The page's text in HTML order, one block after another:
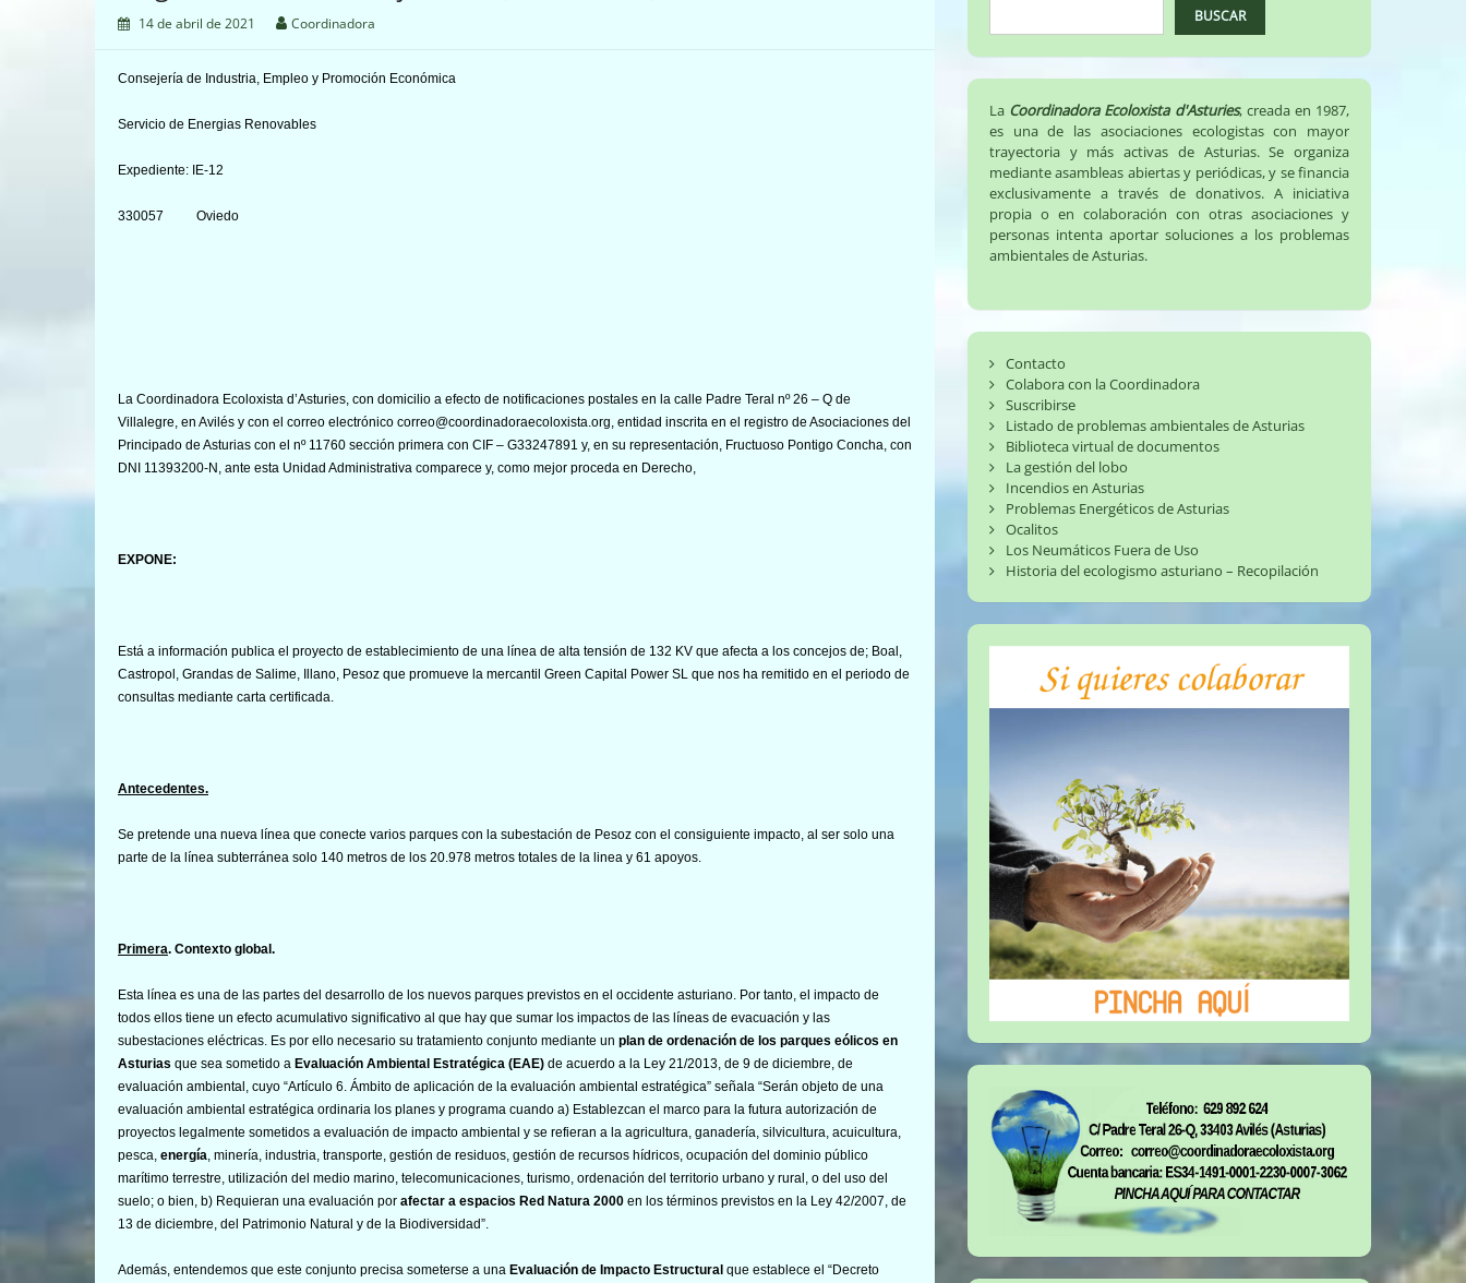
14 de abril de 2021 Coordinadora
Consejería de Industria, Empleo y Promoción Económica
Servicio de Energias Renovables
Expediente: IE-12
330057 Oviedo
La Coordinadora Ecoloxista d’Asturies, con domicilio a efecto de notificaciones postales en la calle Padre Teral nº 26 – Q de
Villalegre, en Avilés y con el correo electrónico correo@coordinadoraecoloxista.org, entidad inscrita en el registro de Asociaciones del
Principado de Asturias con el nº 11760 sección primera con CIF – G33247891 y, en su representación, Fructuoso Pontigo Concha, con
DNI 11393200-N, ante esta Unidad Administrativa comparece y, como mejor proceda en Derecho,
EXPONE:
Está a información publica el proyecto de establecimiento de una línea de alta tensión de 132 KV que afecta a los concejos de; Boal,
Castropol, Grandas de Salime, Illano, Pesoz que promueve la mercantil Green Capital Power SL que nos ha remitido en el periodo de
consultas mediante carta certificada.
Antecedentes.
Se pretende una nueva línea que conecte varios parques con la subestación de Pesoz con el consiguiente impacto, al ser solo una
parte de la línea subterránea solo 140 metros de los 20.978 metros totales de la linea y 61 apoyos.
Primera. Contexto global.
Esta línea es una de las partes del desarrollo de los nuevos parques previstos en el occidente asturiano. Por tanto, el impacto de
todos ellos tiene un efecto acumulativo significativo al que hay que sumar los impactos de las líneas de evacuación y las
subestaciones eléctricas. Es por ello necesario su tratamiento conjunto mediante un plan de ordenación de los parques eólicos en
Asturias que sea sometido a Evaluación Ambiental Estratégica (EAE) de acuerdo a la Ley 21/2013, de 9 de diciembre, de
evaluación ambiental, cuyo “Artículo 6. Ámbito de aplicación de la evaluación ambiental estratégica” señala “Serán objeto de una
evaluación ambiental estratégica ordinaria los planes y programa cuando a) Establezcan el marco para la futura autorización de
proyectos legalmente sometidos a evaluación de impacto ambiental y se refieran a la agricultura, ganadería, silvicultura, acuicultura,
pesca, energía, minería, industria, transporte, gestión de residuos, gestión de recursos hídricos, ocupación del dominio público
marítimo terrestre, utilización del medio marino, telecomunicaciones, turismo, ordenación del territorio urbano y rural, o del uso del
suelo; o bien, b) Requieran una evaluación por afectar a espacios Red Natura 2000 en los términos previstos en la Ley 42/2007, de
13 de diciembre, del Patrimonio Natural y de la Biodiversidad”.
Además, entendemos que este conjunto precisa someterse a una Evaluación de Impacto Estructural que establece el “Decreto
BUSCAR
La Coordinadora Ecoloxista d'Asturies, creada en 1987,
es una de las asociaciones ecologistas con mayor
trayectoria y más activas de Asturias. Se organiza
mediante asambleas abiertas y periódicas, y se financia
exclusivamente a través de donativos. A iniciativa
propia o en colaboración con otras asociaciones y
personas intenta aportar soluciones a los problemas
ambientales de Asturias.
Contacto
Colabora con la Coordinadora
Suscribirse
Listado de problemas ambientales de Asturias
Biblioteca virtual de documentos
La gestión del lobo
Incendios en Asturias
Problemas Energéticos de Asturias
Ocalitos
Los Neumáticos Fuera de Uso
Historia del ecologismo asturiano – Recopilación